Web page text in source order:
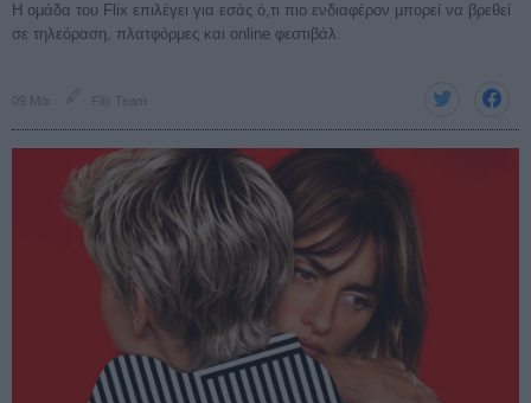
Η ομάδα του Flix επιλέγει για εσάς ό,τι πιο ενδιαφέρον μπορεί να βρεθεί
σε τηλεόραση, πλατφόρμες και online φεστιβάλ.
09 Μάι Flix Team